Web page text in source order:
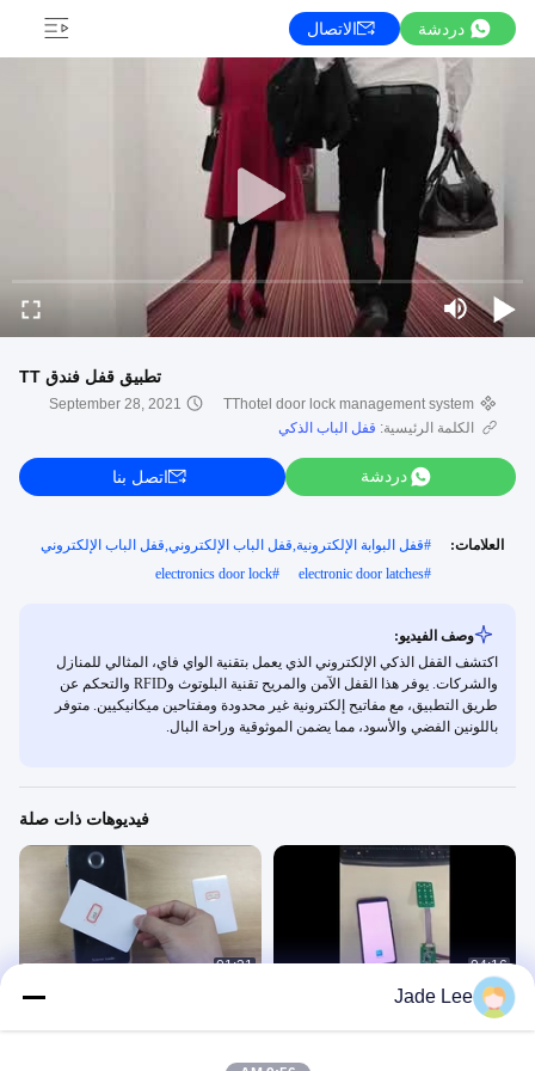
دردشة الاتصال
تطبيق قفل فندق TT
TThotel door lock management system
September 28, 2021
الكلمة الرئيسية: قفل الباب الذكي
دردشة اتصل بنا
العلامات: #قفل البوابة الإلكترونية,قفل الباب الإلكتروني,قفل الباب الإلكتروني
#
electronic door latches
#
electronics door lock
وصف الفيديو:
اكتشف القفل الذكي الإلكتروني الذي يعمل بتقنية الواي فاي، المثالي للمنازل
والشركات. يوفر هذا القفل الآمن والمريح تقنية البلوتوث وRFID والتحكم عن
طريق التطبيق، مع مفاتيح إلكترونية غير محدودة ومفتاحين ميكانيكيين. متوفر
باللونين الفضي والأسود، مما يضمن الموثوقية وراحة البال.
فيديوهات ذات صلة
04:16
01:31
April 20, 2021
Jade Lee